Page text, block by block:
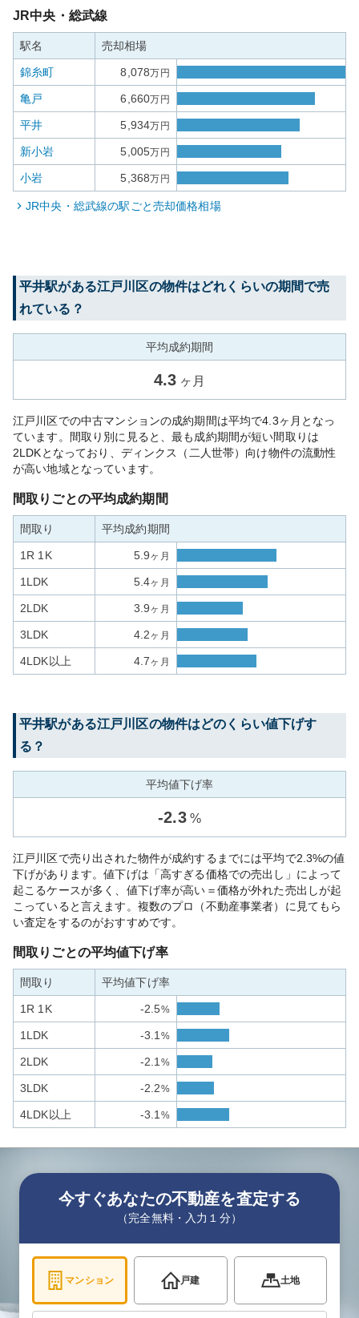
JR中央・総武線
駅名 売却相場
錦糸町 8,078万円
亀戸 6,660万円
平井 5,934万円
新小岩 5,005万円
小岩 5,368万円
JR中央・総武線の駅ごと売却価格相場
平井駅がある江戸川区の物件はどれくらいの期間で売
れている？
平均成約期間
4.3 ヶ月
江戸川区での中古マンションの成約期間は平均で4.3ヶ月となっ
ています。間取り別に見ると、最も成約期間が短い間取りは
2LDKとなっており、ディンクス（二人世帯）向け物件の流動性
が高い地域となっています。
間取りごとの平均成約期間
間取り 平均成約期間
1R 1K 5.9ヶ月
1LDK 5.4ヶ月
2LDK 3.9ヶ月
3LDK 4.2ヶ月
4LDK以上 4.7ヶ月
平井駅がある江戸川区の物件はどのくらい値下げす
る？
平均値下げ率
-2.3 %
江戸川区で売り出された物件が成約するまでには平均で2.3%の値
下げがあります。値下げは「高すぎる価格での売出し」によって
起こるケースが多く、値下げ率が高い＝価格が外れた売出しが起
こっていると言えます。複数のプロ（不動産事業者）に見てもら
い査定をするのがおすすめです。
間取りごとの平均値下げ率
間取り 平均値下げ率
1R 1K -2.5%
1LDK -3.1 %
2LDK -2.1 %
3LDK -2.2%
4LDK以上 -3.1 %
今すぐあなたの不動産を査定する
（完全無料・入力１分）
マンション 戸建 土地